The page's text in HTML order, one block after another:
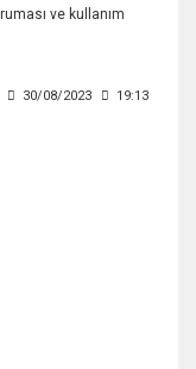
ve kullanım
30/08/2023 19:13